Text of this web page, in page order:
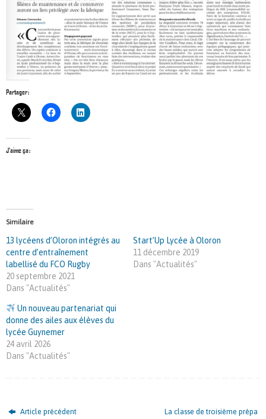
Partager :
J’aime ça :
Similaire
13 lycéens d’Oloron intégrés au
centre d’entraînement
labellisé du FCO Rugby
20 septembre 2021
Dans "Actualités"
Start’Up Lycée à Oloron
11 décembre 2019
Dans "Actualités"
Un nouveau partenariat qui
donne des ailes aux élèves du
lycée Guynemer
24 avril 2026
Dans "Actualités"
Article précédent
La classe de troisième prépa